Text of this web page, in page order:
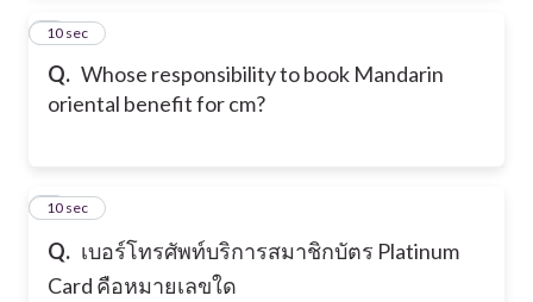
Q. Whose responsibility to book Mandarin
oriental benefit for cm?
510 sec
Q. เบอร์โทรศัพท์บริการสมาชิกบัตร Platinum
Card คือหมายเลขใด
610 sec